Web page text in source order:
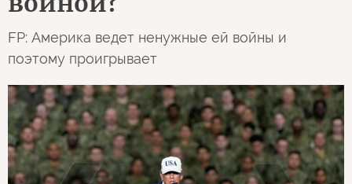
FP: Америка ведет ненужные ей войны и
поэтому проигрывает